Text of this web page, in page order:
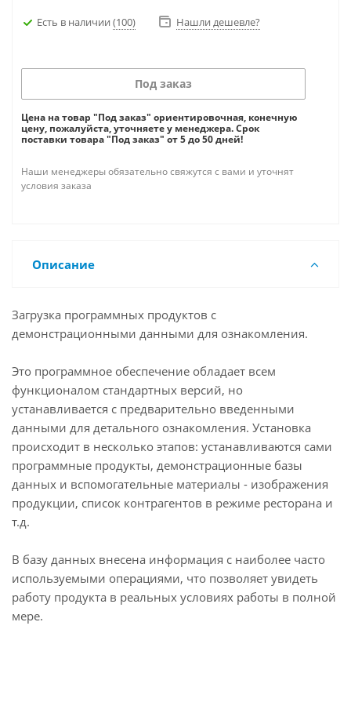
Есть в наличии (100) Нашли дешевле?
Под заказ
Цена на товар "Под заказ" ориентировочная, конечную
цену, пожалуйста, уточняете у менеджера. Срок
поставки товара "Под заказ" от 5 до 50 дней!
Наши менеджеры обязательно свяжутся с вами и уточнят
условия заказа
Описание
Загрузка программных продуктов с
демонстрационными данными для ознакомления.
Это программное обеспечение обладает всем
функционалом стандартных версий, но
устанавливается с предварительно введенными
данными для детального ознакомления. Установка
происходит в несколько этапов: устанавливаются сами
программные продукты, демонстрационные базы
данных и вспомогательные материалы - изображения
продукции, список контрагентов в режиме ресторана и
т.д.
В базу данных внесена информация с наиболее часто
используемыми операциями, что позволяет увидеть
работу продукта в реальных условиях работы в полной
мере.